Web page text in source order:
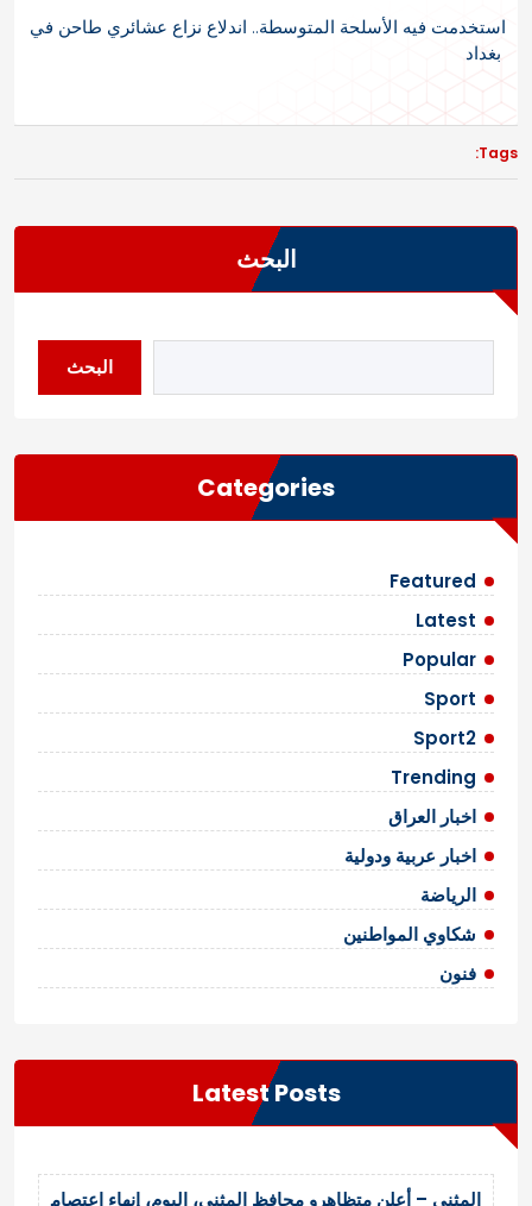
استخدمت فيه الأسلحة المتوسطة.. اندلاع نزاع عشائري طاحن في
بغداد
Tags:
البحث
البحث
Categories
Featured
Latest
Popular
Sport
Sport2
Trending
اخبار العراق
اخبار عربية ودولية
الرياضة
شكاوي المواطنين
فنون
Latest Posts
المثنى – أعلن متظاهرو محافظ المثنى، اليوم، إنهاء اعتصام